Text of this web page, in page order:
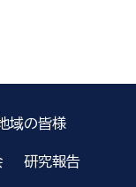
域の皆様
研究報告